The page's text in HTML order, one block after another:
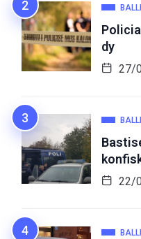
dy
27/
22/